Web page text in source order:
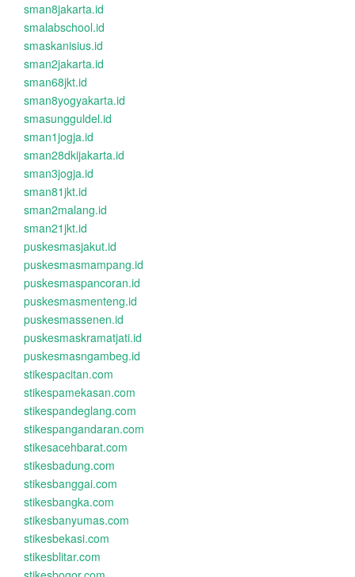
sman8jakarta.id
smalabschool.id
smaskanisius.id
sman2jakarta.id
sman68jkt.id
sman8yogyakarta.id
smasungguldel.id
sman1jogja.id
sman28dkijakarta.id
sman3jogja.id
sman81jkt.id
sman2malang.id
sman21jkt.id
puskesmasjakut.id
puskesmasmampang.id
puskesmaspancoran.id
puskesmasmenteng.id
puskesmassenen.id
puskesmaskramatjati.id
puskesmasngambeg.id
stikespacitan.com
stikespamekasan.com
stikespandeglang.com
stikespangandaran.com
stikesacehbarat.com
stikesbadung.com
stikesbanggai.com
stikesbangka.com
stikesbanyumas.com
stikesbekasi.com
stikesblitar.com